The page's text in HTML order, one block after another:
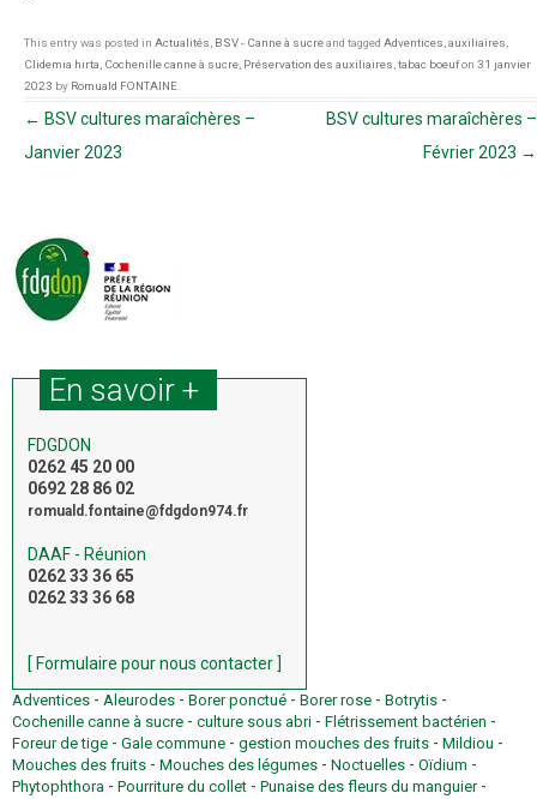
This entry was posted in Actualités BSV - Canne à sucreand tagged Adventices auxiliaires
Clidemia hirta Cochenille canne à sucre Préservation des auxiliaires tabac boeufon 31 janvier
2023 by Romuald FONTAINE
Navigation des articles
← BSV cultures maraîchères –
Janvier 2023
BSV cultures maraîchères –
Février 2023 →
En savoir +
FDGDON
0262 45 20 00
0692 28 86 02
romuald.fontaine@fdgdon974.fr
DAAF - Réunion
0262 33 36 65
0262 33 36 68
[ Formulaire pour nous contacter ]
Adventices - Aleurodes - Borer ponctué - Borer rose - Botrytis -
Cochenille canne à sucre - culture sous abri - Flétrissement bactérien -
Foreur de tige - Gale commune - gestion mouches des fruits - Mildiou -
Mouches des fruits - Mouches des légumes - Noctuelles - Oïdium -
Phytophthora - Pourriture du collet - Punaise des fleurs du manguier-